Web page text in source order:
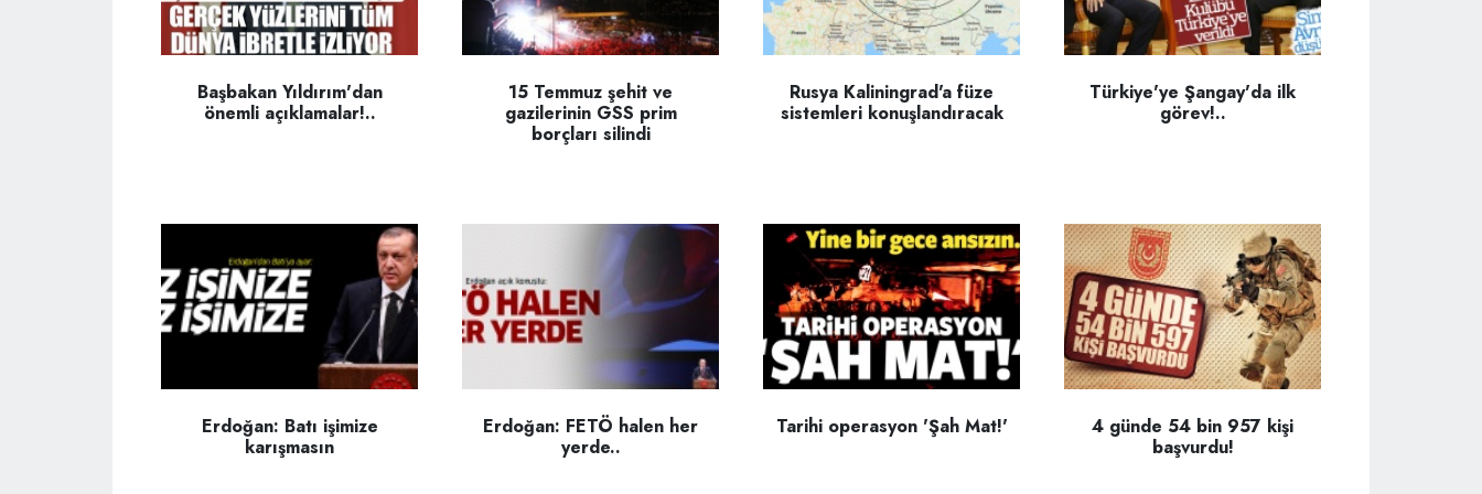
Başbakan Yıldırım'dan
önemli açıklamalar!..
15 Temmuz şehit ve
gazilerinin GSS prim
borçları silindi
Rusya Kaliningrad'a füze
sistemleri konuşlandıracak
Türkiye'ye Şangay'da ilk
görev!..
Erdoğan: Batı işimize
karışmasın
Erdoğan: FETÖ halen her
yerde..
Tarihi operasyon 'Şah Mat!'
4 günde 54 bin 957 kişi
başvurdu!